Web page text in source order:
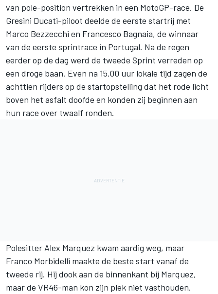
van pole-position vertrekken in een MotoGP-race. De
Gresini Ducati-piloot deelde de eerste startrij met
Marco Bezzecchi en Francesco Bagnaia, de winnaar
van de eerste sprintrace in Portugal. Na de regen
eerder op de dag werd de tweede Sprint verreden op
een droge baan. Even na 15.00 uur lokale tijd zagen de
achttien rijders op de startopstelling dat het rode licht
boven het asfalt doofde en konden zij beginnen aan
hun race over twaalf ronden.
Polesitter Alex Marquez kwam aardig weg, maar
Franco Morbidelli maakte de beste start vanaf de
tweede rij. Hij dook aan de binnenkant bij Marquez,
maar de VR46-man kon zijn plek niet vasthouden.